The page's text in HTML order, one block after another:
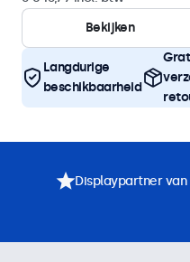
Bekijken
Langdurige
beschikbaarheid
Displaypartner